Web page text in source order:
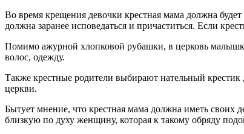
Во время крещения девочки крестная мама должна
должна заранее исповедаться и причаститься. Если
Помимо ажурной хлопковой рубашки, в церковь
волос, одежду.
Также крестные родители выбирают нательный крестик
церкви.
Бытует мнение, что крестная мама должна иметь своих
близкую по духу женщину, которая к такому обряду